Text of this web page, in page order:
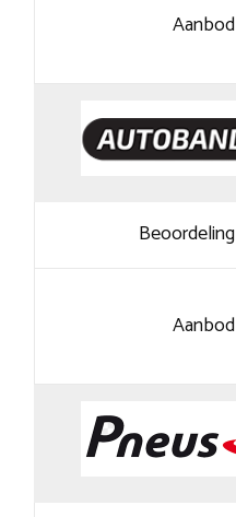
Aanbod
Beoordeling
Aanbod